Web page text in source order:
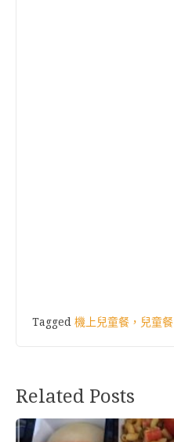
Tagged 機上兒童餐，兒童餐
Related Posts